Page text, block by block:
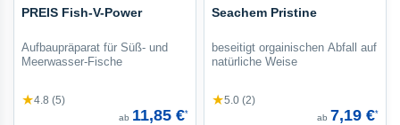
PREIS Fish-V-Power
Aufbaupräparat für Süß- und
Meerwasser-Fische
★4.8 (5)
ab 11,85 €*
Seachem Pristine
beseitigt orgainischen Abfall auf
natürliche Weise
★5.0 (2)
ab 7,19 €*